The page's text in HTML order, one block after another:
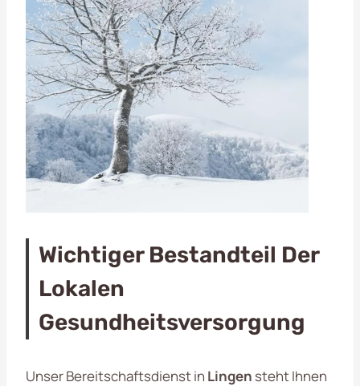
Wichtiger Bestandteil Der
Lokalen
Gesundheitsversorgung
Unser Bereitschaftsdienst in Lingen steht Ihnen